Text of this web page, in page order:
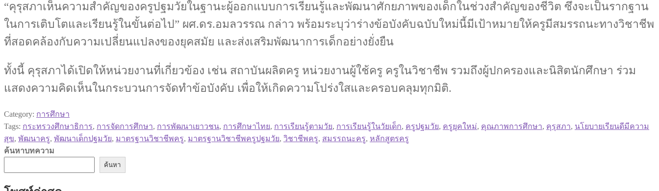
“คุรุสภาเห็นความสำคัญของครูปฐมวัยในฐานะผู้ออกแบบการเรียนรู้และพัฒนาศักยภาพของเด็กในช่วงสำคัญของชีวิต ซึ่งจะเป็นรากฐาน
ในการเติบโตและเรียนรู้ในขั้นต่อไป” ผศ.ดร.อมลวรรณ กล่าว พร้อมระบุว่าร่างข้อบังคับฉบับใหม่นี้มีเป้าหมายให้ครูมีสมรรถนะทางวิชาชีพ
ที่สอดคล้องกับความเปลี่ยนแปลงของยุคสมัย และส่งเสริมพัฒนาการเด็กอย่างยั่งยืน
ทั้งนี้ คุรุสภาได้เปิดให้หน่วยงานที่เกี่ยวข้อง เช่น สถาบันผลิตครู หน่วยงานผู้ใช้ครู ครูในวิชาชีพ รวมถึงผู้ปกครองและนิสิตนักศึกษา ร่วม
แสดงความคิดเห็นในกระบวนการจัดทำข้อบังคับ เพื่อให้เกิดความโปร่งใสและครอบคลุมทุกมิติ.
Category: การศึกษา
Tags: กระทรวงศึกษาธิการ, การจัดการศึกษา, การพัฒนาเยาวชน, การศึกษาไทย, การเรียนรู้ตามวัย, การเรียนรู้ในวัยเด็ก, ครูปฐมวัย, ครูยุคใหม่, คุณภาพการศึกษา, คุรุสภา, นโยบายเรียนดีมีความ
สุข, พัฒนาครู, พัฒนาเด็กปฐมวัย, มาตรฐานวิชาชีพครู, มาตรฐานวิชาชีพครูปฐมวัย, วิชาชีพครู, สมรรถนะครู, หลักสูตรครู
ค้นหาบทความ
ค้นหา